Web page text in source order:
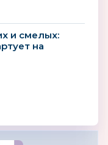
и смелых:
на